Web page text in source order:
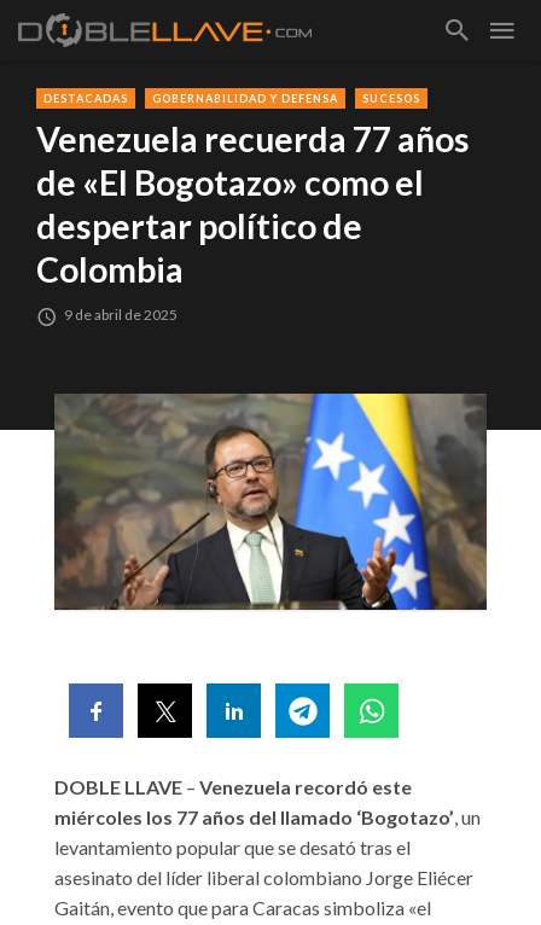
DESTACADAS GOBERNABILIDAD Y DEFENSA SUCESOS
Venezuela recuerda 77 años
de «El Bogotazo» como el
despertar político de
Colombia
9 de abril de 2025
DOBLE LLAVE – Venezuela recordó este
miércoles los 77 años del llamado ‘Bogotazo’, un
levantamiento popular que se desató tras el
asesinato del líder liberal colombiano Jorge Eliécer
Gaitán, evento que para Caracas simboliza «el